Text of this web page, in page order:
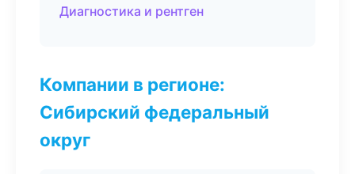
Диагностика и рентген
Компании в регионе:
Сибирский федеральный
округ